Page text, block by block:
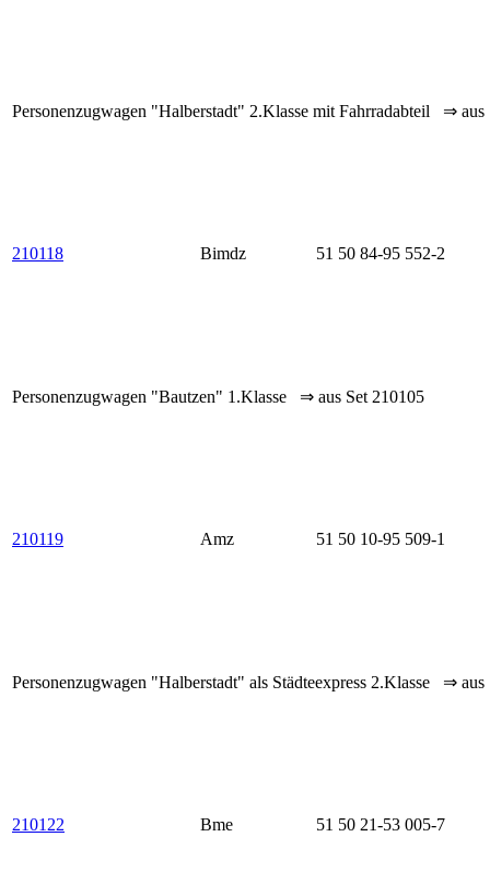
Personenzugwagen "Halberstadt" 2.Klasse mit Fahrradabteil ⇒ aus
210118 Bimdz 51 50 84-95 552-2
Personenzugwagen "Bautzen" 1.Klasse ⇒ aus Set 210105
210119 Amz 51 50 10-95 509-1
Personenzugwagen "Halberstadt" als Städteexpress 2.Klasse ⇒ aus
210122 Bme 51 50 21-53 005-7